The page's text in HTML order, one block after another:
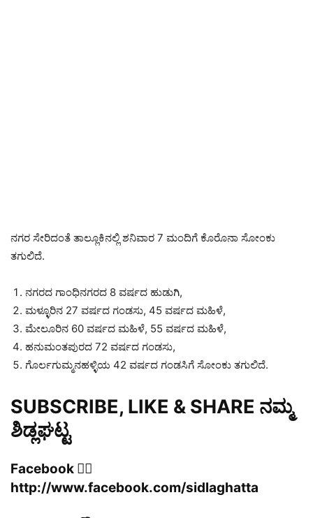
ನಗರ ಸೇರಿದಂತೆ ತಾಲ್ಲೂಕಿನಲ್ಲಿ ಶನಿವಾರ 7 ಮಂದಿಗೆ ಕೊರೊನಾ ಸೋಂಕು
ತಗುಲಿದೆ.
ನಗರದ ಗಾಂಧಿನಗರದ 8 ವರ್ಷದ ಹುಡುಗಿ,
ಮಳ್ಳೂರಿನ 27 ವರ್ಷದ ಗಂಡಸು, 45 ವರ್ಷದ ಮಹಿಳೆ,
ಮೇಲೂರಿನ 60 ವರ್ಷದ ಮಹಿಳೆ, 55 ವರ್ಷದ ಮಹಿಳೆ,
ಹನುಮಂತಪುರದ 72 ವರ್ಷದ ಗಂಡಸು,
ಗೊರ್ಲಗುಮ್ಮನಹಳ್ಳಿಯ 42 ವರ್ಷದ ಗಂಡಸಿಗೆ ಸೋಂಕು ತಗುಲಿದೆ.
SUBSCRIBE, LIKE & SHARE ನಮ್ಮ
ಶಿಡ್ಲಘಟ್ಟ
Facebook 👍🏻
http://www.facebook.com/sidlaghatta